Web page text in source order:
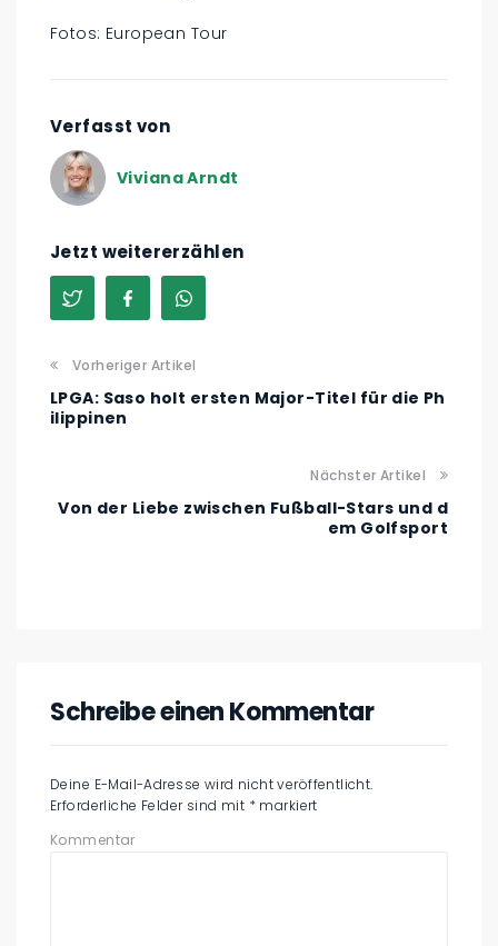
Fotos: European Tour
Verfasst von
Viviana Arndt
Jetzt weitererzählen
Vorheriger Artikel
LPGA: Saso holt ersten Major-Titel für die Ph
ilippinen
Nächster Artikel
Von der Liebe zwischen Fußball-Stars und d
em Golfsport
Schreibe einen Kommentar
Deine E-Mail-Adresse wird nicht veröffentlicht.
Erforderliche Felder sind mit * markiert
Kommentar